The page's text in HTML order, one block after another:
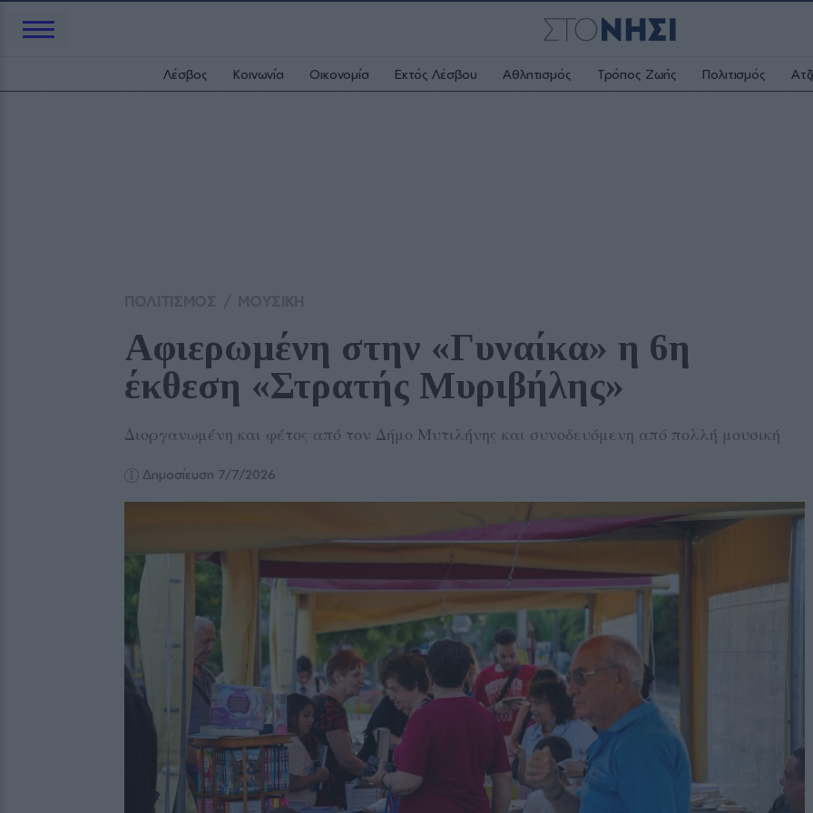
Λέσβος Κοινωνία Οικονομία Εκτός Λέσβου Αθλητισμός Τρόπος Ζωής Πολιτισμός
Αφιερωμένη στην «Γυναίκα» η 6η
έκθεση «Στρατής Μυριβήλης»
Διοργανωμένη και φέτος από τον Δήμο Μυτιλήνης και συνοδευόμενη από πολλή μουσική
Δημοσίευση 7/7/2026